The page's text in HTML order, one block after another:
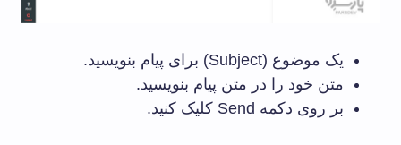
یک موضوع (Subject) برای پیام بنویسید.
متن خود را در متن پیام بنویسید.
بر روی دکمه Send کلیک کنید.